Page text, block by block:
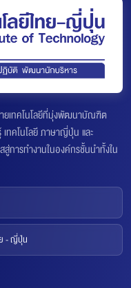
ยเทคโนโลยีที่มุ่งพัฒนาบัณฑิต
ทคโนโลยี ภาษาญี่ปุ่น และ
การทำงานในองค์กรชั้นนำทั้งใน
- ญี่ปุ่น